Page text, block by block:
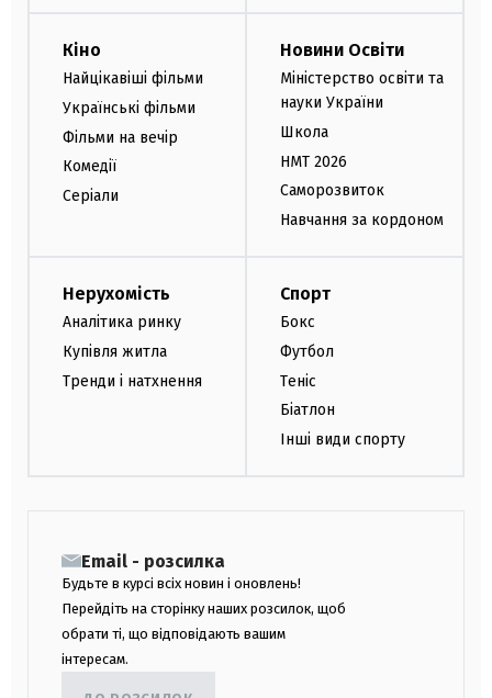
Кіно
Найцікавіші фільми
Українські фільми
Фільми на вечір
Комедії
Серіали
Новини Освіти
Міністерство освіти та
науки України
Школа
НМТ 2026
Саморозвиток
Навчання за кордоном
Нерухомість
Аналітика ринку
Купівля житла
Тренди і натхнення
Спорт
Бокс
Футбол
Теніс
Біатлон
Інші види спорту
Email - розсилка
Будьте в курсі всіх новин і оновлень!
Перейдіть на сторінку наших розсилок, щоб
обрати ті, що відповідають вашим
інтересам.